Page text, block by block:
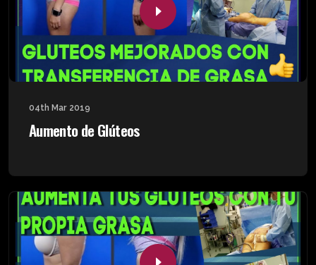
04th Mar 2019
Aumento de Glúteos